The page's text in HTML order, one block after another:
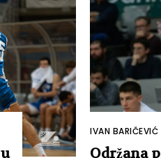
IVAN BARIČEVIĆ
Održana